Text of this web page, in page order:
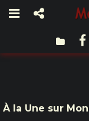
À la Une sur